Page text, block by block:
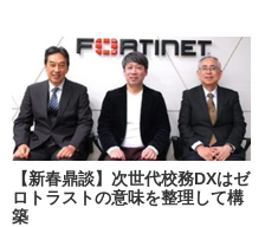
【新春鼎談】次世代校務DXはゼ
ロトラストの意味を整理して構
築